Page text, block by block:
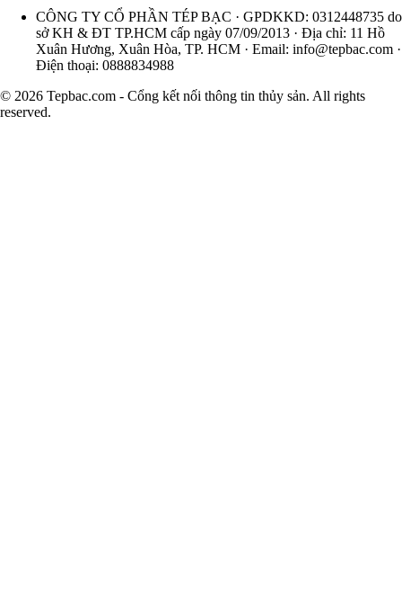
CÔNG TY CỔ PHẦN TÉP BẠC · GPDKKD: 0312448735 do
sở KH & ĐT TP.HCM cấp ngày 07/09/2013 · Địa chỉ: 11 Hồ
Xuân Hương, Xuân Hòa, TP. HCM · Email: info@tepbac.com ·
Điện thoại: 0888834988
© 2026 Tepbac.com - Cổng kết nối thông tin thủy sản. All rights
reserved.